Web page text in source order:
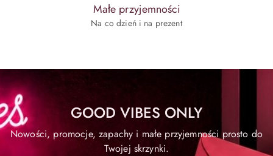
Małe przyjemności
Na co dzień i na prezent
GOOD VIBES ONLY
Nowości, promocje, zapachy i małe przyjemności prosto do
Twojej skrzynki.